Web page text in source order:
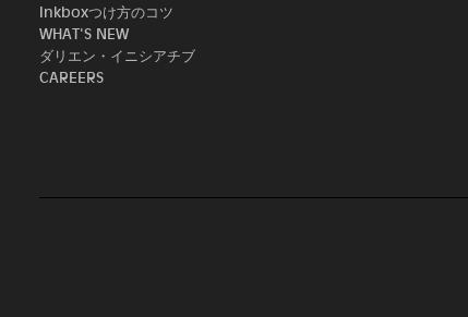
Inkboxつけ方のコツ
WHAT'S NEW
ダリエン・イニシアチブ
CAREERS